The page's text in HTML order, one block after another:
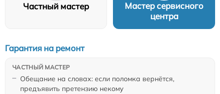
Частный мастер
Мастер сервисного
центра
Обещание на словах: если поломка вернётся,
предъявить претензию некому
Гарантия на ремонт